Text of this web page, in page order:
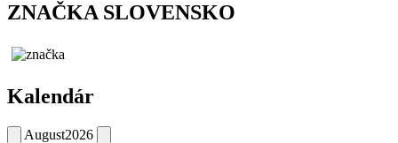
ZNAČKA SLOVENSKO
Kalendár
August2026